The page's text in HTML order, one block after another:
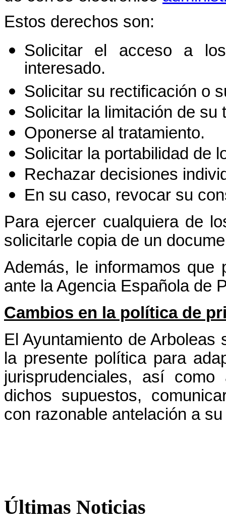
Estos derechos son:
Solicitar el acceso a
interesado.
Solicitar su rectificación o
Solicitar la limitación de su
Oponerse al tratamiento.
Solicitar la portabilidad de
Rechazar decisiones
En su caso, revocar su
Para ejercer cualquiera de
solicitarle copia de un
Además, le informamos que
ante la Agencia Española de
Cambios en la política de
El Ayuntamiento de
la presente política para
jurisprudenciales, así
dichos supuestos,
con razonable antelación a
Últimas Noticias